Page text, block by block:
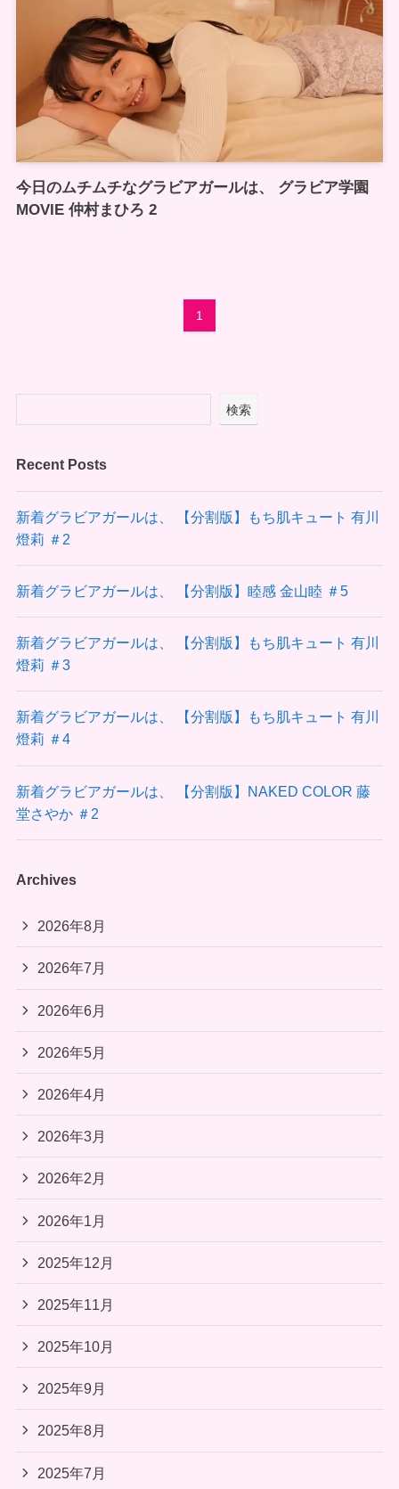
今日のムチムチなグラビアガールは、 グラビア学園
MOVIE 仲村まひろ 2
1
検索
Recent Posts
新着グラビアガールは、 【分割版】もち肌キュート 有川
燈莉 ＃2
新着グラビアガールは、 【分割版】睦感 金山睦 ＃5
新着グラビアガールは、 【分割版】もち肌キュート 有川
燈莉 ＃3
新着グラビアガールは、 【分割版】もち肌キュート 有川
燈莉 ＃4
新着グラビアガールは、 【分割版】NAKED COLOR 藤
堂さやか ＃2
Archives
2026年8月
2026年7月
2026年6月
2026年5月
2026年4月
2026年3月
2026年2月
2026年1月
2025年12月
2025年11月
2025年10月
2025年9月
2025年8月
2025年7月